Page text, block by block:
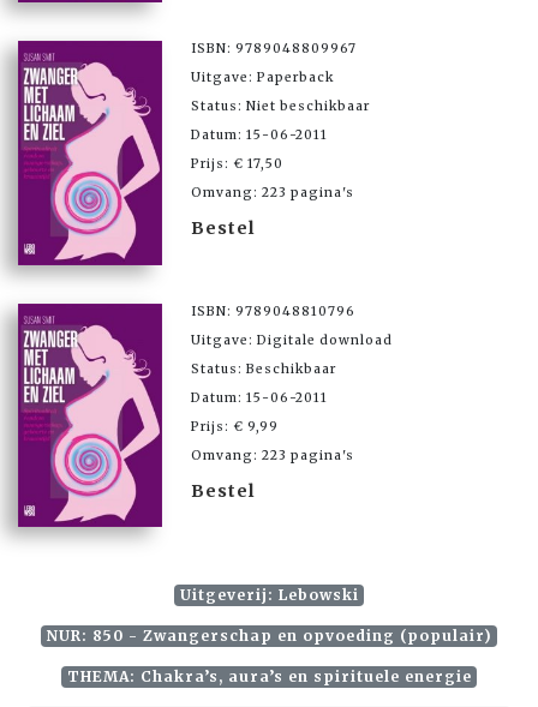
ISBN: 9789048809967
Uitgave: Paperback
Status: Niet beschikbaar
Datum: 15-06-2011
Prijs: € 17,50
Omvang: 223 pagina's
Bestel
ISBN: 9789048810796
Uitgave: Digitale download
Status: Beschikbaar
Datum: 15-06-2011
Prijs: € 9,99
Omvang: 223 pagina's
Bestel
Uitgeverij: Lebowski
NUR: 850 - Zwangerschap en opvoeding (populair)
THEMA: Chakra’s, aura’s en spirituele energie